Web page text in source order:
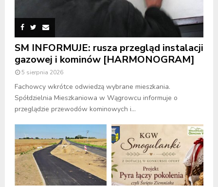
SM INFORMUJE: rusza przegląd instalacji
gazowej i kominów [HARMONOGRAM]
5 sierpnia 2026
Fachowcy wkrótce odwiedzą wybrane mieszkania.
Spółdzielnia Mieszkaniowa w Wągrowcu informuje o
przeglądzie przewodów kominowych i...